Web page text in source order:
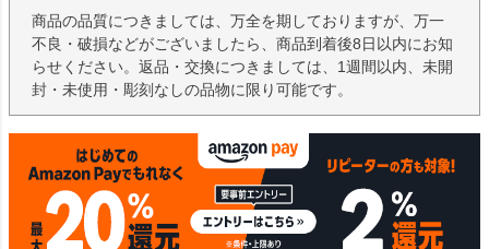
商品の品質につきましては、万全を期しておりますが、万一
不良・破損などがございましたら、商品到着後8日以内にお知
らせください。返品・交換につきましては、1週間以内、未開
封・未使用・彫刻なしの品物に限り可能です。